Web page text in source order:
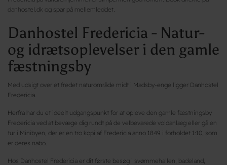
danhostel.dk og spar på mellemleddet.
Danhostel Fredericia - Natur-
og idrætsoplevelser i den gamle
fæstningsby
Med udsigt over et fredet naturområde midt i Madsby-enge ligger Danhostel
Fredericia.
Herfra har du et ideelt udgangspunkt for at opleve den gamle fæstningsby
Fredericia ved at bevæge dig rundt på de velbevarede voldanlæg eller gå en
tur i Minibyen, der er en tro kopi af Fredericia anno 1849 i forholdet 1:10, som
er deres nabo.
Hos Danhostel Fredericia er dit første besøg i svømmehallen, badeland,